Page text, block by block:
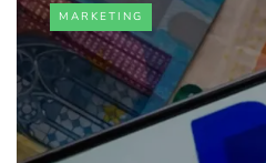
MARKETING